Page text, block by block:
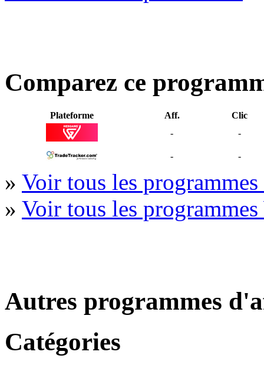
Comparez ce
Plateforme Aff.
Clic
-
-
- -
» Voir tous les
» Voir tous les
Autres programmes
Catégories